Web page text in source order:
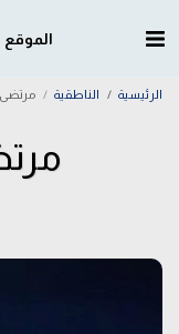
الموقع
الرئيسية الناطقية مرتضى